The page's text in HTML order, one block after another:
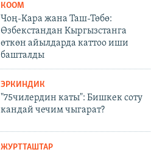
КООМ
Чоң-Кара жана Таш-Төбө:
Өзбекстандан Кыргызстанга
өткөн айылдарда каттоо иши
башталды
ЭРКИНДИК
"75чилердин каты": Бишкек соту
кандай чечим чыгарат?
ЖУРТТАШТАР